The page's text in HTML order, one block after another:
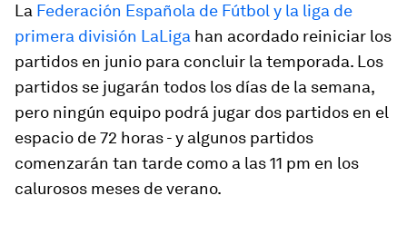
La Federación Española de Fútbol y la liga de
primera división LaLiga han acordado reiniciar los
partidos en junio para concluir la temporada. Los
partidos se jugarán todos los días de la semana,
pero ningún equipo podrá jugar dos partidos en el
espacio de 72 horas - y algunos partidos
comenzarán tan tarde como a las 11 pm en los
calurosos meses de verano.